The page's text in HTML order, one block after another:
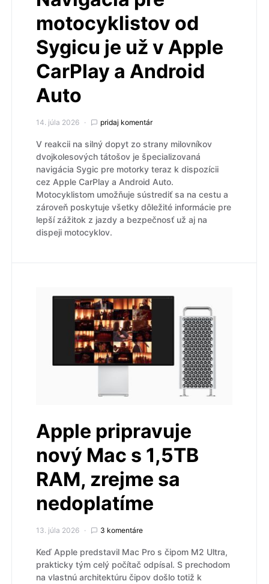
motocyklistov od
Sygicu je už v Apple
CarPlay a Android
Auto
14. júla 2026 pridaj komentár
V reakcii na silný dopyt zo strany milovníkov
dvojkolesových tátošov je špecializovaná
navigácia Sygic pre motorky teraz k dispozícii
cez Apple CarPlay a Android Auto.
Motocyklistom umožňuje sústrediť sa na cestu a
zároveň poskytuje všetky dôležité informácie pre
lepší zážitok z jazdy a bezpečnosť už aj na
dispeji motocyklov.
Apple pripravuje
nový Mac s 1,5TB
RAM, zrejme sa
nedoplatíme
13. júla 2026 3 komentáre
Keď Apple predstavil Mac Pro s čipom M2 Ultra,
prakticky tým celý počítač odpísal. S prechodom
na vlastnú architektúru čipov došlo totiž k